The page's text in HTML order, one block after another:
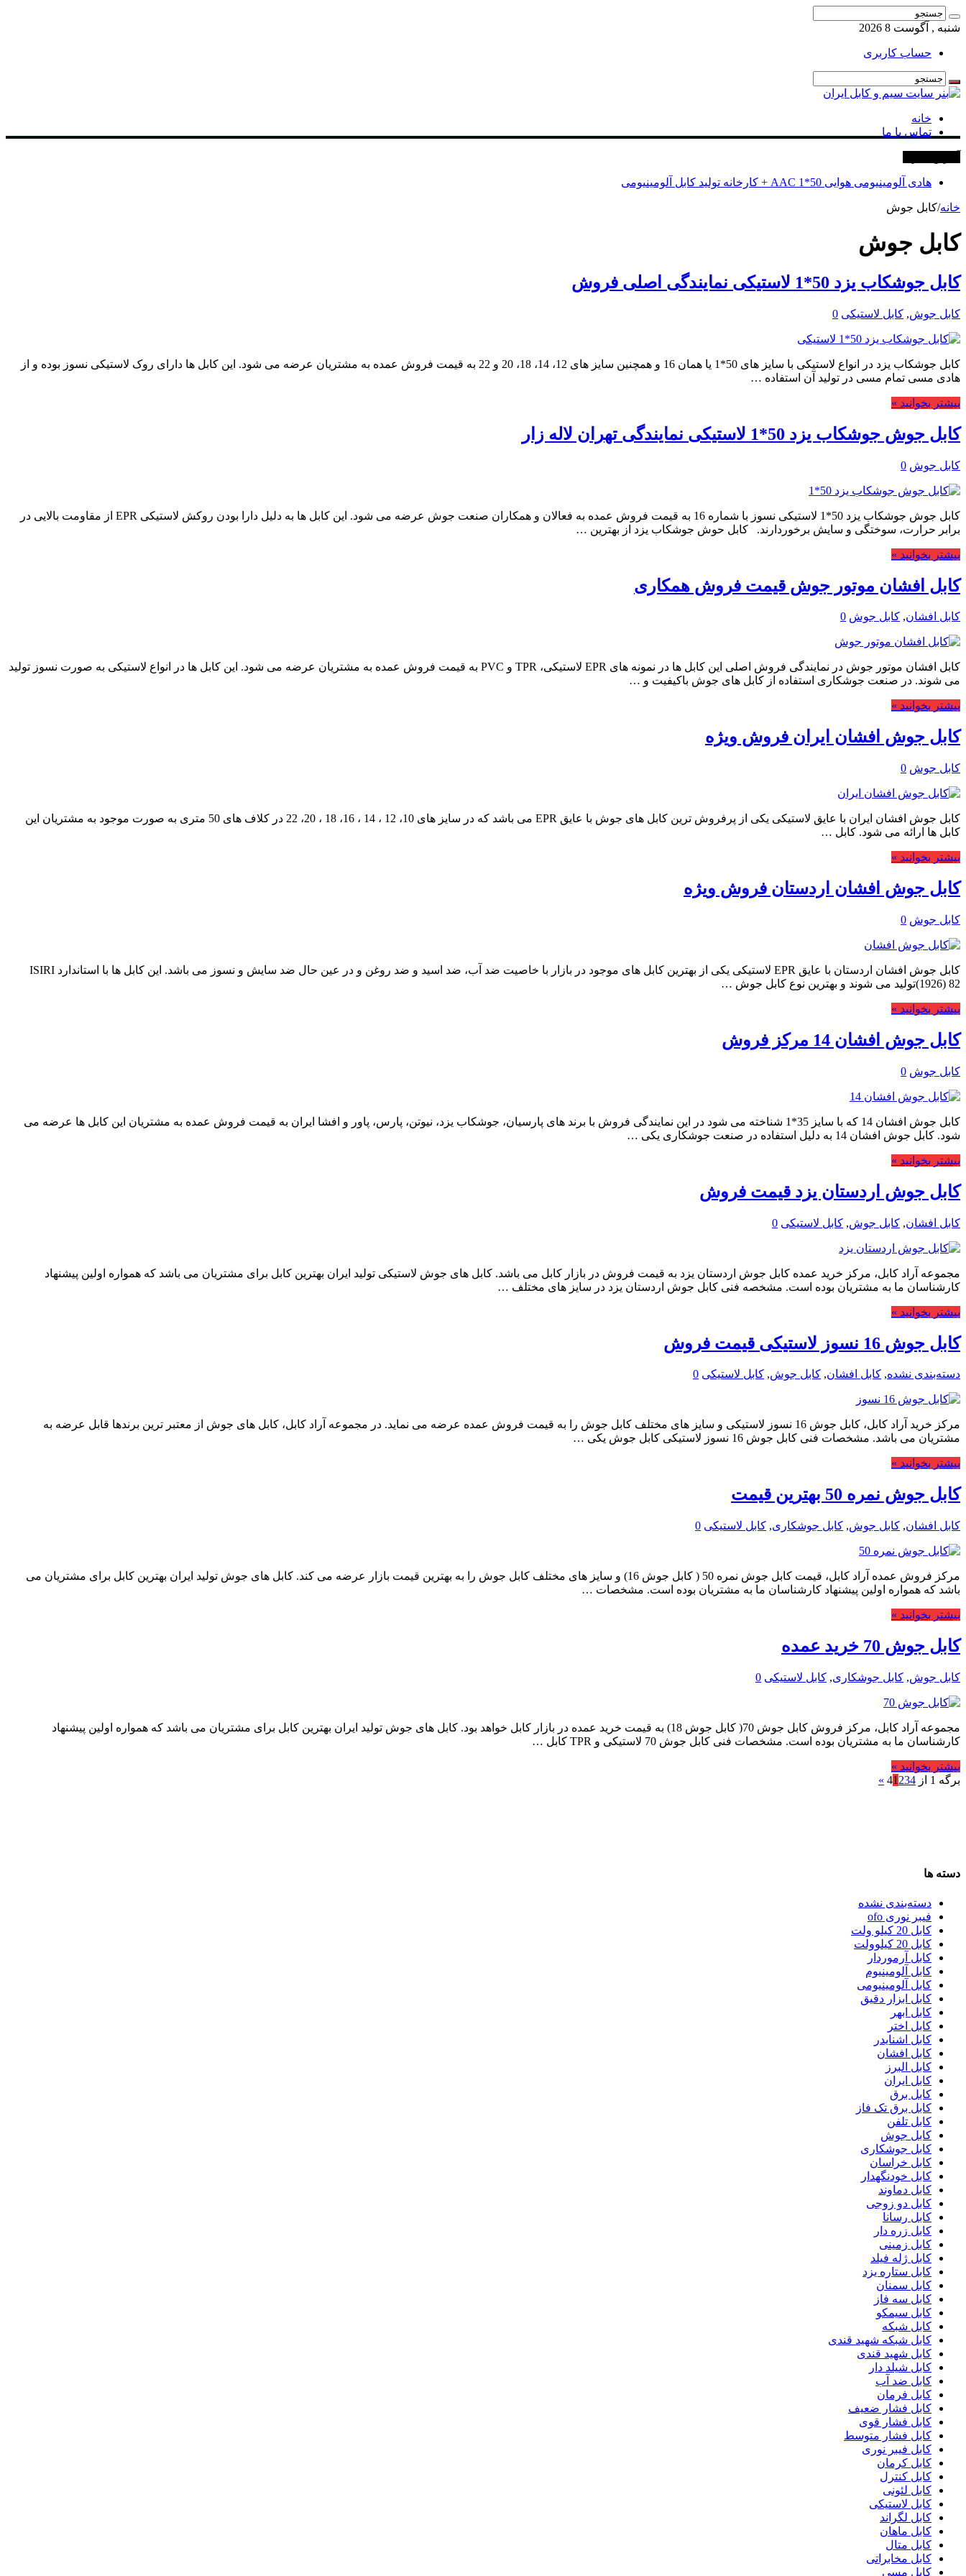
شنبه , آگوست 8 2026
حساب کاربری
خانه
تماس با ما
هادی آلومینیومی هوایی 50*1 AAC + کارخانه تولید کابل آلومینیومی
خانه/کابل جوش
کابل جوش
کابل جوشکاب یزد 50*1 لاستیکی نمایندگی اصلی فروش
کابل جوش, کابل لاستیکی 0
کابل جوشکاب یزد در انواع لاستیکی با سایز های 50*1 یا همان 16 و همچنین سایز های 12، 14، 18، 20 و 22 به قیمت فروش عمده به مشتریان عرضه می شود. این کابل ها دارای روک لاستیکی نسوز بوده و از
هادی مسی تمام مسی در تولید آن استفاده …
بیشتر بخوانید »
کابل جوش جوشکاب یزد 50*1 لاستیکی نمایندگی تهران لاله زار
کابل جوش 0
کابل جوش جوشکاب یزد 50*1 لاستیکی نسوز با شماره 16 به قیمت فروش عمده به فعالان و همکاران صنعت جوش عرضه می شود. این کابل ها به دلیل دارا بودن روکش لاستیکی EPR از مقاومت بالایی در
برابر حرارت، سوختگی و سایش برخوردارند. کابل حوش جوشکاب یزد از بهترین …
بیشتر بخوانید »
کابل افشان موتور جوش قیمت فروش همکاری
کابل افشان, کابل جوش 0
کابل افشان موتور جوش در نمایندگی فروش اصلی این کابل ها در نمونه های EPR لاستیکی، TPR و PVC به قیمت فروش عمده به مشتریان عرضه می شود. این کابل ها در انواع لاستیکی به صورت نسوز تولید
می شوند. در صنعت جوشکاری استفاده از کابل های جوش باکیفیت و …
بیشتر بخوانید »
کابل جوش افشان ایران فروش ویژه
کابل جوش 0
کابل جوش افشان ایران با عایق لاستیکی یکی از پرفروش ترین کابل های جوش با عایق EPR می باشد که در سایز های 10، 12 ، 14 ، 16، 18 ، 20، 22 در کلاف های 50 متری به صورت موجود به مشتریان این
کابل ها ارائه می شود. کابل …
بیشتر بخوانید »
کابل جوش افشان اردستان فروش ویژه
کابل جوش 0
کابل جوش افشان اردستان با عایق EPR لاستیکی یکی از بهترین کابل های موجود در بازار با خاصیت ضد آب، ضد اسید و ضد روغن و در عین حال ضد سایش و نسوز می باشد. این کابل ها با استاندارد ISIRI
(1926) 82تولید می شوند و بهترین نوع کابل جوش …
بیشتر بخوانید »
کابل جوش افشان 14 مرکز فروش
کابل جوش 0
کابل جوش افشان 14 که با سایز 35*1 شناخته می شود در این نمایندگی فروش با برند های پارسیان، جوشکاب یزد، نیوتن، پارس، پاور و افشا ایران به قیمت فروش عمده به مشتریان این کابل ها عرضه می
شود. کابل جوش افشان 14 به دلیل استفاده در صنعت جوشکاری یکی …
بیشتر بخوانید »
کابل جوش اردستان یزد قیمت فروش
کابل افشان, کابل جوش, کابل لاستیکی 0
مجموعه آراد کابل، مرکز خرید عمده کابل جوش اردستان یزد به قیمت فروش در بازار کابل می باشد. کابل های جوش لاستیکی تولید ایران بهترین کابل برای مشتریان می باشد که همواره اولین پیشنهاد
کارشناسان ما به مشتریان بوده است. مشخصه فنی کابل جوش اردستان یزد در سایز های مختلف …
بیشتر بخوانید »
کابل جوش 16 نسوز لاستیکی قیمت فروش
دسته‌بندی نشده, کابل افشان, کابل جوش, کابل لاستیکی 0
مرکز خرید آراد کابل، کابل جوش 16 نسوز لاستیکی و سایز های مختلف کابل جوش را به قیمت فروش عمده عرضه می نماید. در مجموعه آراد کابل، کابل های جوش از معتبر ترین برندها قابل عرضه به
مشتریان می باشد. مشخصات فنی کابل جوش 16 نسوز لاستیکی کابل جوش یکی …
بیشتر بخوانید »
کابل جوش نمره 50 بهترین قیمت
کابل افشان, کابل جوش, کابل جوشکاری, کابل لاستیکی 0
مرکز فروش عمده آراد کابل، قیمت کابل جوش نمره 50 ( کابل جوش 16) و سایز های مختلف کابل جوش را به بهترین قیمت بازار عرضه می کند. کابل های جوش تولید ایران بهترین کابل برای مشتریان می
باشد که همواره اولین پیشنهاد کارشناسان ما به مشتریان بوده است. مشخصات …
بیشتر بخوانید »
کابل جوش 70 خرید عمده
کابل جوش, کابل جوشکاری, کابل لاستیکی 0
مجموعه آراد کابل، مرکز فروش کابل جوش 70( کابل جوش 18) به قیمت خرید عمده در بازار کابل خواهد بود. کابل های جوش تولید ایران بهترین کابل برای مشتریان می باشد که همواره اولین پیشنهاد
کارشناسان ما به مشتریان بوده است. مشخصات فنی کابل جوش 70 لاستیکی و TPR کابل …
بیشتر بخوانید »
برگه 1 از 4
1 234
»
دسته ها
دسته‌بندی نشده
فیبر نوری ofo
کابل 20 کیلو ولت
کابل 20 کیلوولت
کابل آرموردار
کابل آلومینیوم
کابل آلومینیومی
کابل ابزار دقیق
کابل ابهر
کابل اختر
کابل اشنایدر
کابل افشان
کابل البرز
کابل ایران
کابل برق
کابل برق تک فاز
کابل تلفن
کابل جوش
کابل جوشکاری
کابل خراسان
کابل خودنگهدار
کابل دماوند
کابل دو زوجی
کابل رسانا
کابل زره دار
کابل زمینی
کابل ژله فیلد
کابل ستاره یزد
کابل سمنان
کابل سه فاز
کابل سیمکو
کابل شبکه
کابل شبکه شهید قندی
کابل شهید قندی
کابل شیلد دار
کابل ضد آب
کابل فرمان
کابل فشار ضعیف
کابل فشار قوی
کابل فشار متوسط
کابل فیبر نوری
کابل کرمان
کابل کنترل
کابل لئونی
کابل لاستیکی
کابل لگراند
کابل ماهان
کابل متال
کابل مخابراتی
کابل مسی